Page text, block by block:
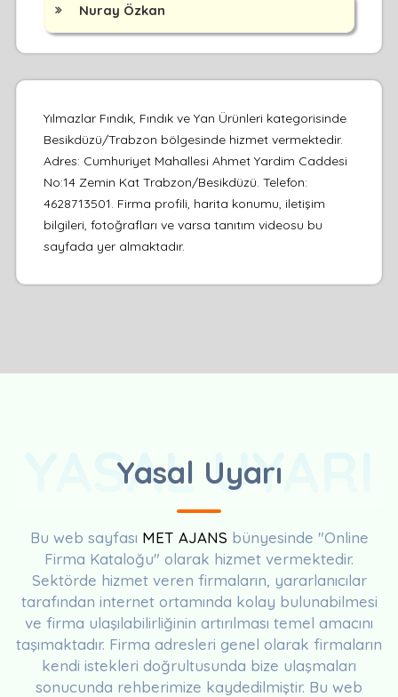
Nuray Özkan
Yılmazlar Fındık, Fındık ve Yan Ürünleri kategorisinde
Besikdüzü/Trabzon bölgesinde hizmet vermektedir.
Adres: Cumhuriyet Mahallesi Ahmet Yardim Caddesi
No:14 Zemin Kat Trabzon/Besikdüzü. Telefon:
4628713501. Firma profili, harita konumu, iletişim
bilgileri, fotoğrafları ve varsa tanıtım videosu bu
sayfada yer almaktadır.
Yasal Uyarı
YASAL UYARI
Bu web sayfası MET AJANS bünyesinde "Online
Firma Kataloğu" olarak hizmet vermektedir.
Sektörde hizmet veren firmaların, yararlanıcılar
tarafından internet ortamında kolay bulunabilmesi
ve firma ulaşılabilirliğinin artırılması temel amacını
taşımaktadır. Firma adresleri genel olarak firmaların
kendi istekleri doğrultusunda bize ulaşmaları
sonucunda rehberimize kaydedilmiştir. Bu web